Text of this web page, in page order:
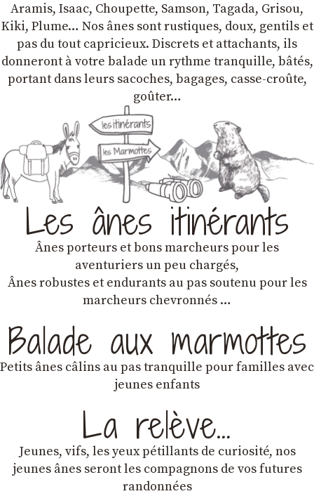
Aramis, Isaac, Choupette, Samson, Tagada, Grisou,
Kiki, Plume… Nos ânes sont rustiques, doux, gentils et
pas du tout capricieux. Discrets et attachants, ils
donneront à votre balade un rythme tranquille, bâtés,
portant dans leurs sacoches, bagages, casse-croûte,
goûter…
Les ânes itinérants
Ânes porteurs et bons marcheurs pour les
aventuriers un peu chargés,
Ânes robustes et endurants au pas soutenu pour les
marcheurs chevronnés …
Balade aux marmottes
Petits ânes câlins au pas tranquille pour familles avec
jeunes enfants
La relève…
Jeunes, vifs, les yeux pétillants de curiosité, nos
jeunes ânes seront les compagnons de vos futures
randonnées